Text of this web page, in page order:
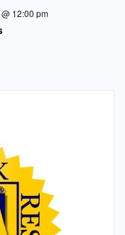
12:00 pm